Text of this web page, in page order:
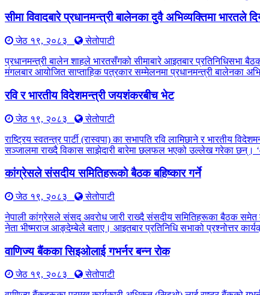
सीमा विवादबारे प्रधानमन्त्री बालेनका दुवै अभिव्यक्तिमा भारतले
जेठ १९, २०८३
सेतोपाटी
प्रधानमन्त्री बालेन शाहले भारतसँगको सीमाबारे आइतबार प्रतिनिधिसभा
मंगलबार आयोजित साप्ताहिक पत्रकार सम्मेलनमा प्रधानमन्त्री बालेनका
रवि र भारतीय विदेशमन्त्री जयशंकरबीच भेट
जेठ १९, २०८३
सेतोपाटी
राष्ट्रिय स्वतन्त्र पार्टी (रास्वपा) का सभापति रवि लामिछाने र
सञ्जालमा राख्दै विकास साझेदारी बारेमा छलफल भएको उल्लेख गरेका छन्।
कांग्रेसले संसदीय समितिहरूकाे बैठक बहिष्कार गर्ने
जेठ १९, २०८३
सेतोपाटी
नेपाली कांग्रेसले संसद अवरोध जारी राख्दै संसदीय समितिहरूका बैठक
नेता भीष्मराज आङ्देम्बेले बताए। आइतबार प्रतिनिधि सभाको प्रश्नोत्तर
वाणिज्य बैंकका सिइओलाई गभर्नर बन्न रोक
जेठ १९, २०८३
सेतोपाटी